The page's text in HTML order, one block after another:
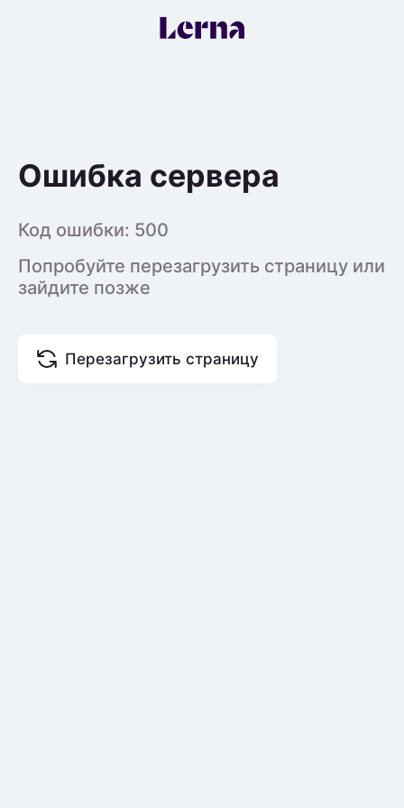
Ошибка сервера
Код ошибки: 500
Попробуйте перезагрузить страницу или
зайдите позже
Перезагрузить страницу